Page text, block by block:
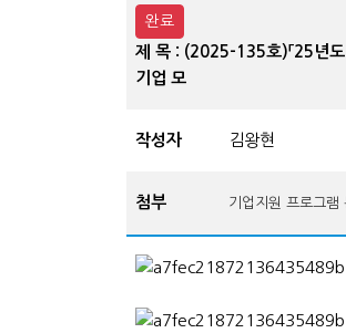
완료
제 목 : (2025-135호)「25년도
기업 모
작성자 김왕현
첨부 기업지원 프로그